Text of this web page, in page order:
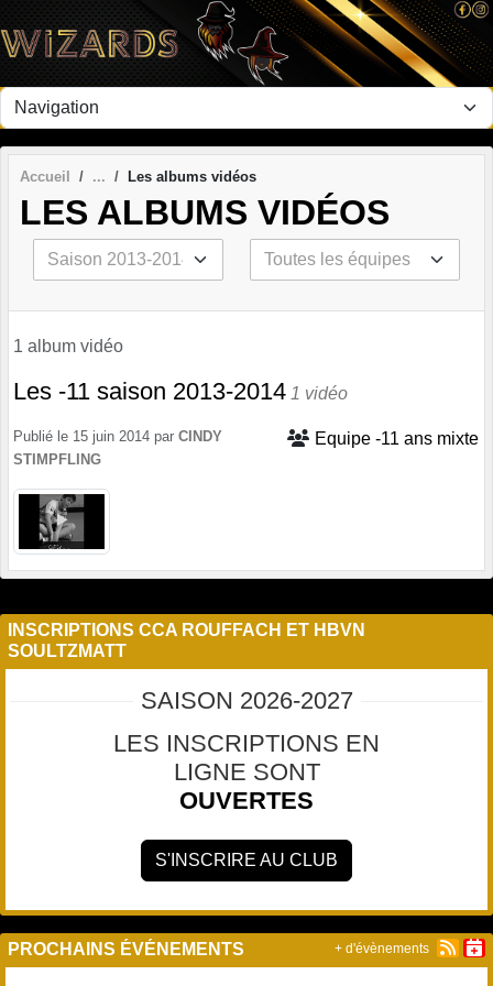
Accueil Les albums vidéos
LES ALBUMS VIDÉOS
1 album vidéo
Les -11 saison 2013-2014 1 vidéo
Equipe -11 ans mixte
Publié le 15 juin 2014 par CINDY
STIMPFLING
INSCRIPTIONS CCA ROUFFACH ET HBVN
SOULTZMATT
SAISON 2026-2027
LES INSCRIPTIONS EN
LIGNE SONT
OUVERTES
S'INSCRIRE AU CLUB
PROCHAINS ÉVÉNEMENTS + d'évènements
Panneau de gestion des cookies